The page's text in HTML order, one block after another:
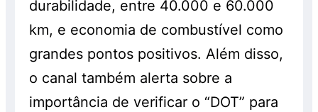
durabilidade, entre 40.000 e 60.000
km, e economia de combustível como
grandes pontos positivos. Além disso,
o canal também alerta sobre a
importância de verificar o “DOT” para